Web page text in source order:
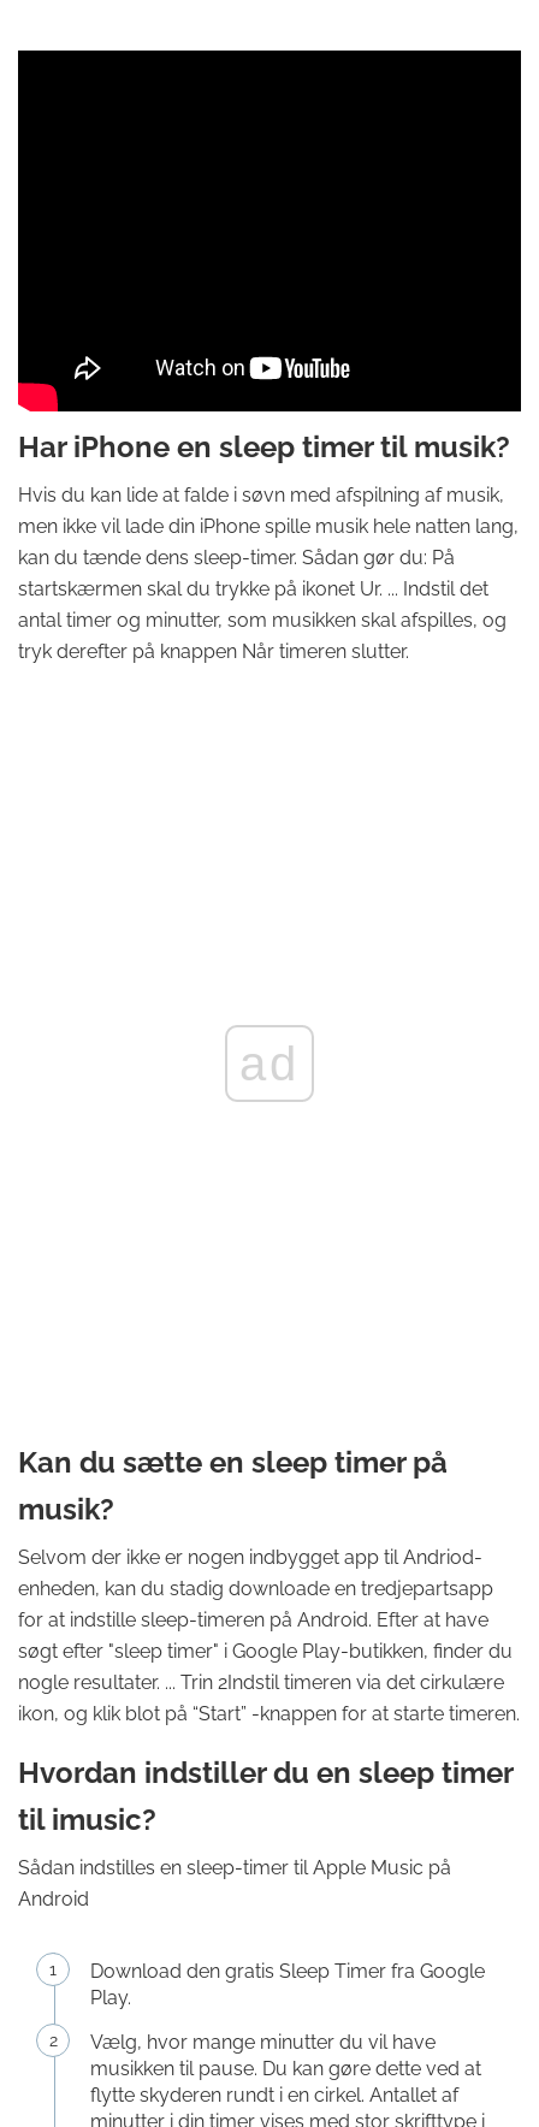
Har iPhone en sleep timer til musik?
Hvis du kan lide at falde i søvn med afspilning af musik,
men ikke vil lade din iPhone spille musik hele natten lang,
kan du tænde dens sleep-timer. Sådan gør du: På
startskærmen skal du trykke på ikonet Ur. ... Indstil det
antal timer og minutter, som musikken skal afspilles, og
tryk derefter på knappen Når timeren slutter.
ad
Kan du sætte en sleep timer på
musik?
Selvom der ikke er nogen indbygget app til Andriod-
enheden, kan du stadig downloade en tredjepartsapp
for at indstille sleep-timeren på Android. Efter at have
søgt efter "sleep timer" i Google Play-butikken, finder du
nogle resultater. ... Trin 2Indstil timeren via det cirkulære
ikon, og klik blot på “Start” -knappen for at starte timeren.
Hvordan indstiller du en sleep timer
til imusic?
Sådan indstilles en sleep-timer til Apple Music på
Android
Download den gratis Sleep Timer fra Google
Play.
Vælg, hvor mange minutter du vil have
musikken til pause. Du kan gøre dette ved at
flytte skyderen rundt i en cirkel. Antallet af
minutter i din timer vises med stor skrifttype i